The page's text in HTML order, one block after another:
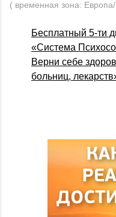
( временная зона:
Бесплатный 5-ти
«Система
Верни себе
больниц,